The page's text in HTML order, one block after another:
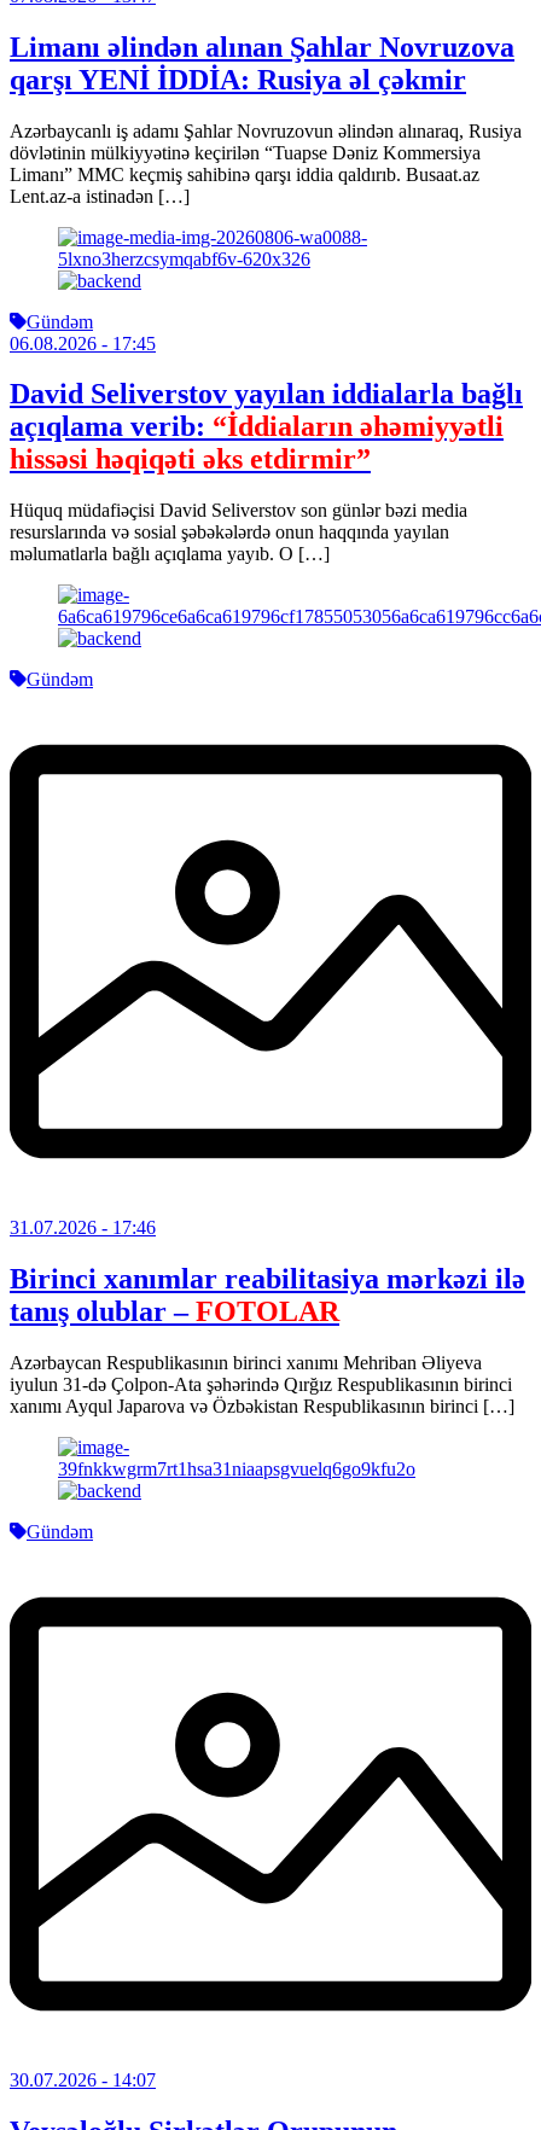
Limanı əlindən alınan Şahlar Novruzova
qarşı YENİ İDDİA: Rusiya əl çəkmir
Azərbaycanlı iş adamı Şahlar Novruzovun əlindən alınaraq, Rusiya
dövlətinin mülkiyyətinə keçirilən “Tuapse Dəniz Kommersiya
Limanı” MMC keçmiş sahibinə qarşı iddia qaldırıb. Busaat.az
Lent.az-a istinadən […]
Gündəm
06.08.2026 - 17:45
David Seliverstov yayılan iddialarla bağlı
açıqlama verib: “İddiaların əhəmiyyətli
hissəsi həqiqəti əks etdirmir”
Hüquq müdafiəçisi David Seliverstov son günlər bəzi media
resurslarında və sosial şəbəkələrdə onun haqqında yayılan
məlumatlarla bağlı açıqlama yayıb. O […]
Gündəm
31.07.2026 - 17:46
Birinci xanımlar reabilitasiya mərkəzi ilə
tanış olublar –FOTOLAR
Azərbaycan Respublikasının birinci xanımı Mehriban Əliyeva
iyulun 31-də Çolpon-Ata şəhərində Qırğız Respublikasının birinci
xanımı Ayqul Japarova və Özbəkistan Respublikasının birinci […]
Gündəm
30.07.2026 - 14:07